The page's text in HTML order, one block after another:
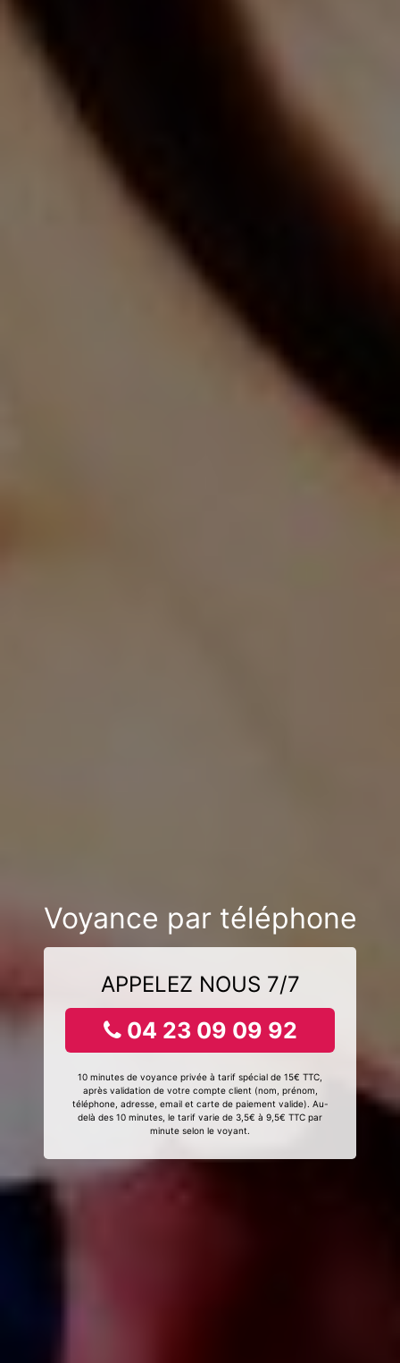
Voyance par téléphone
APPELEZ NOUS 7/7
04 23 09 09 92
10 minutes de voyance privée à tarif spécial de 15€ TTC,
après validation de votre compte client (nom, prénom,
téléphone, adresse, email et carte de paiement valide). Au-
delà des 10 minutes, le tarif varie de 3,5€ à 9,5€ TTC par
minute selon le voyant.